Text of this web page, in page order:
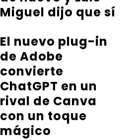
Miguel dijo que sí
El nuevo plug-in
de Adobe
convierte
ChatGPT en un
rival de Canva
con un toque
mágico